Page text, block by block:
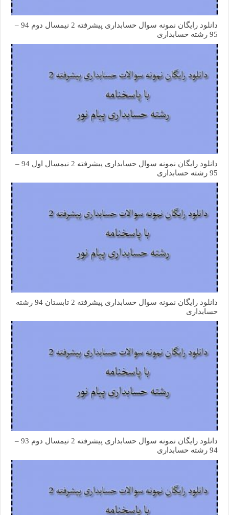
دانلود رایگان نمونه سوال حسابداری پیشرفته 2 نیمسال دوم 94 –
95 رشته حسابداری
دانلود رایگان نمونه سوال حسابداری پیشرفته 2 نیمسال اول 94 –
95 رشته حسابداری
دانلود رایگان نمونه سوال حسابداری پیشرفته 2 تابستان 94 رشته
حسابداری
دانلود رایگان نمونه سوال حسابداری پیشرفته 2 نیمسال دوم 93 –
94 رشته حسابداری